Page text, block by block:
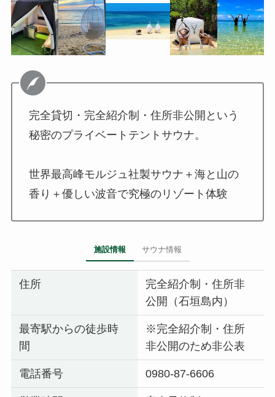
完全貸切・完全紹介制・住所非公開という
秘密のプライベートテントサウナ。
世界最高峰モルジュ社製サウナ＋海と山の
香り＋優しい波音で究極のリゾート体験
施設情報 サウナ情報
住所
完全紹介制・住所非
公開（石垣島内）
最寄駅からの徒歩時
間
※完全紹介制・住所
非公開のため非公表
電話番号 0980-87-6606